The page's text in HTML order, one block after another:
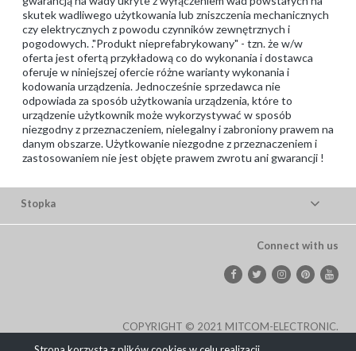
skutek wadliwego użytkowania lub zniszczenia mechanicznych
czy elektrycznych z powodu czynników zewnętrznych i
pogodowych. ."Produkt nieprefabrykowany" - tzn. że w/w
oferta jest ofertą przykładową co do wykonania i dostawca
oferuje w niniejszej ofercie różne warianty wykonania i
kodowania urządzenia. Jednocześnie sprzedawca nie
odpowiada za sposób użytkowania urządzenia, które to
urządzenie użytkownik może wykorzystywać w sposób
niezgodny z przeznaczeniem, nielegalny i zabroniony prawem na
danym obszarze. Użytkowanie niezgodne z przeznaczeniem i
zastosowaniem nie jest objęte prawem zwrotu ani gwarancji !
Stopka
Connect with us
COPYRIGHT © 2021 MITCOM-ELECTRONIC.